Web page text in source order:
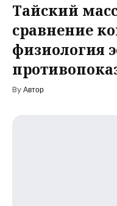
Тайский
сравнение
физиология
ByАвтор